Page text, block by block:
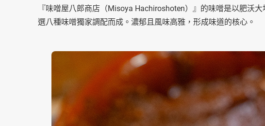
『味噌屋八郎商店（Misoya Hachiroshoten）』的味噌是以肥沃
選八種味噌獨家調配而成。濃郁且風味高雅，形成味道的核心。